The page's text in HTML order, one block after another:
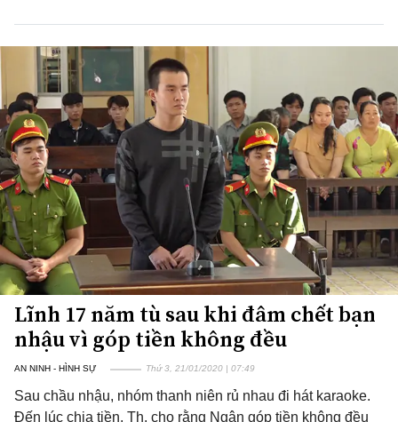
Lĩnh 17 năm tù sau khi đâm chết bạn
nhậu vì góp tiền không đều
AN NINH - HÌNH SỰ Thứ 3, 21/01/2020 | 07:49
Sau chầu nhậu, nhóm thanh niên rủ nhau đi hát karaoke.
Đến lúc chia tiền, Th. cho rằng Ngân góp tiền không đều